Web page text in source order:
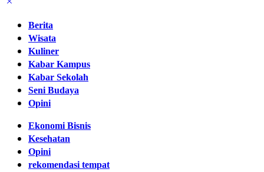
Berita
Wisata
Kuliner
Kabar Kampus
Kabar Sekolah
Seni Budaya
Opini
Ekonomi Bisnis
Kesehatan
Opini
rekomendasi tempat